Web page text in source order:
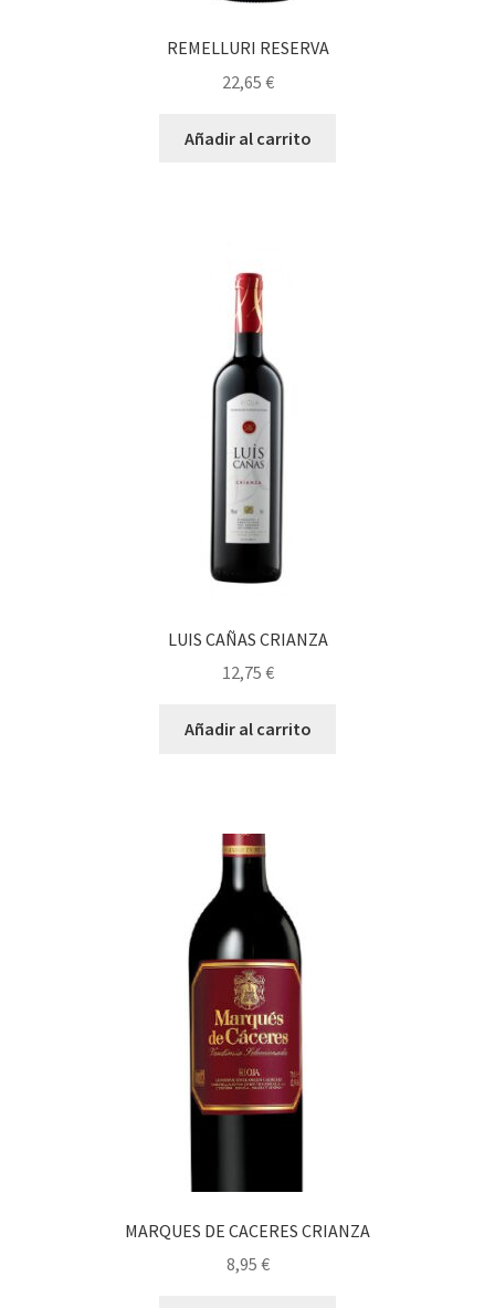
REMELLURI RESERVA
22,65 €
Añadir al carrito
LUIS CAÑAS CRIANZA
12,75 €
Añadir al carrito
MARQUES DE CACERES CRIANZA
8,95 €